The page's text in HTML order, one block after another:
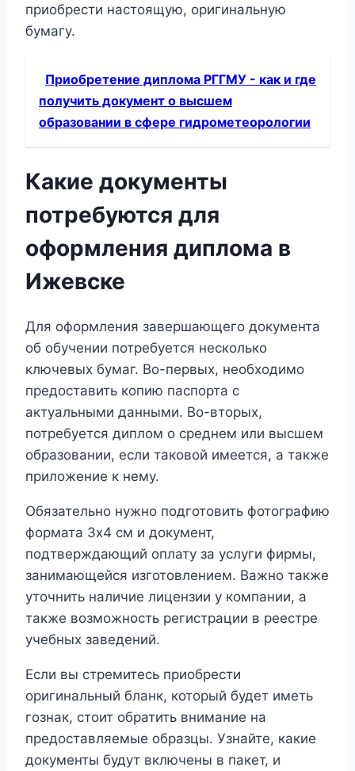
приобрести настоящую, оригинальную
бумагу.
Приобретение диплома РГГМУ - как и где
получить документ о высшем
образовании в сфере гидрометеорологии
Какие документы
потребуются для
оформления диплома в
Ижевске
Для оформления завершающего документа
об обучении потребуется несколько
ключевых бумаг. Во-первых, необходимо
предоставить копию паспорта с
актуальными данными. Во-вторых,
потребуется диплом о среднем или высшем
образовании, если таковой имеется, а также
приложение к нему.
Обязательно нужно подготовить фотографию
формата 3х4 см и документ,
подтверждающий оплату за услуги фирмы,
занимающейся изготовлением. Важно также
уточнить наличие лицензии у компании, а
также возможность регистрации в реестре
учебных заведений.
Если вы стремитесь приобрести
оригинальный бланк, который будет иметь
гознак, стоит обратить внимание на
предоставляемые образцы. Узнайте, какие
документы будут включены в пакет, и